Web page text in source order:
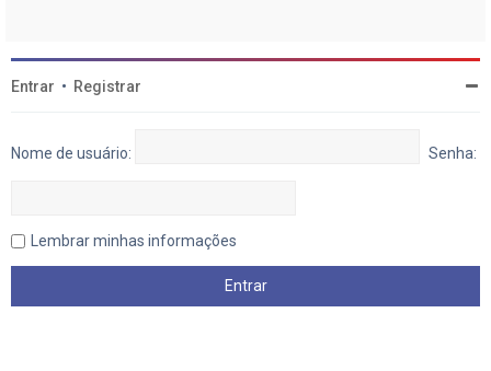
Entrar • Registrar
Nome de usuário: Senha:
Lembrar minhas informações